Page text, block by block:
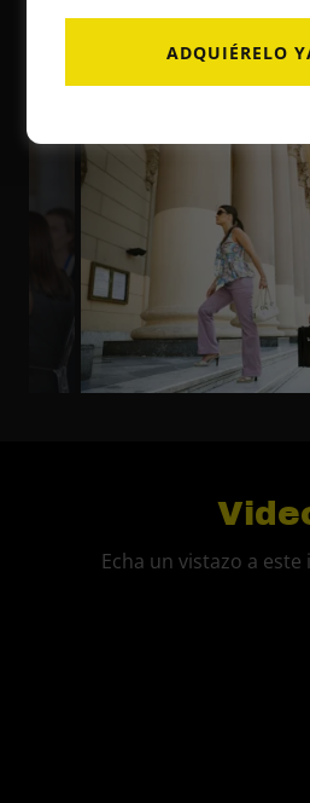
Orange
Echa un vistazo a
ADQUIÉRELO